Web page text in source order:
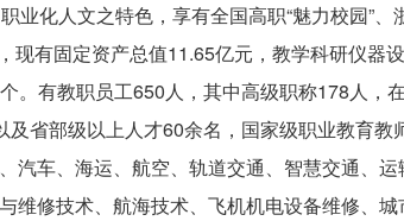
化人文之特色，享有全国高职“魅力校园”、
有固定资产总值11.65亿元，教学科研仪器
。有教职员工650人，其中高级职称178人，
省部级以上人才60余名，国家级职业教育
汽车、海运、航空、轨道交通、智慧交通、
维修技术、航海技术、飞机机电设备维修、